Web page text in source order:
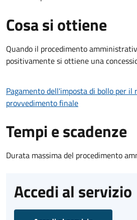
Cosa si ottiene
Quando il procedimento
positivamente si ottiene una
Pagamento dell'imposta di bollo per il
provvedimento finale
Tempi e scadenze
Durata massima del procedimento
Accedi al servizio